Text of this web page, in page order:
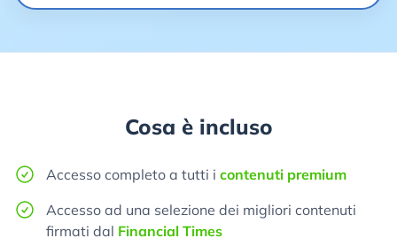
Cosa è incluso
Accesso completo a tutti i contenuti premium
Accesso ad una selezione dei migliori contenuti
firmati dal Financial Times